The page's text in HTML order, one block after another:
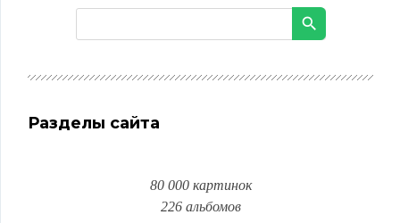
Разделы сайта
80 000 картинок
226 альбомов